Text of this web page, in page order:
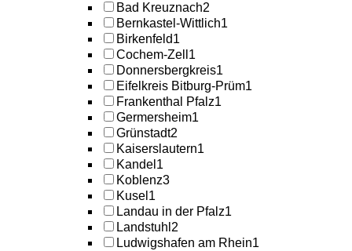
Bad Kreuznach2
Bernkastel-Wittlich1
Birkenfeld1
Cochem-Zell 1
Donnersbergkreis1
Eifelkreis Bitburg-Prüm1
Frankenthal Pfalz1
Germersheim1
Grünstadt2
Kaiserslautern1
Kandel 1
Koblenz3
Kusel 1
Landau in der Pfalz1
Landstuhl 2
Ludwigshafen am Rhein1